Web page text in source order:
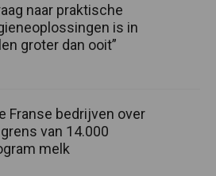
naar praktische
is in
groter dan ooit”
Franse bedrijven over
van 14.000
melk